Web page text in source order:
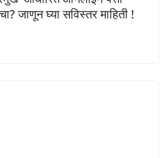
जाणून घ्या सविस्तर माहिती !